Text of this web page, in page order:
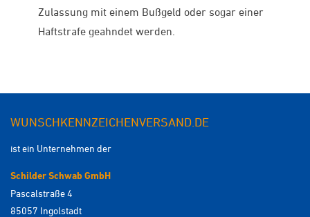
Zulassung mit einem Bußgeld oder sogar einer
Haftstrafe geahndet werden.
WUNSCHKENNZEICHENVERSAND.DE
ist ein Unternehmen der
Schilder Schwab GmbH
Pascalstraße 4
85057 Ingolstadt